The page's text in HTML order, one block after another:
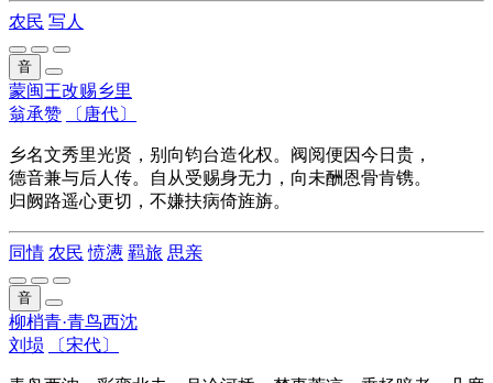
农民 写人
音
蒙闽王改赐乡里
翁承赞
〔唐代〕
乡名文秀里光贤，别向钧台造化权。阀阅便因今日贵，
德音兼与后人传。自从受赐身无力，向未酬恩骨肯镌。
归阙路遥心更切，不嫌扶病倚旌旃。
同情 农民 愤懑 羁旅 思亲
音
柳梢青·青鸟西沈
刘埙
〔宋代〕